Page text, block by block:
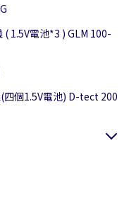
( 1.5V電池*3 ) GLM 100-
四個1.5V電池) D-tect 200